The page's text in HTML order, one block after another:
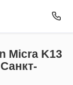
Micra K13